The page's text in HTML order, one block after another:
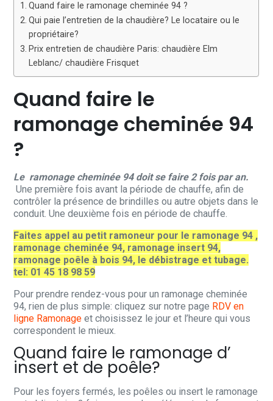
Quand faire le ramonage cheminée 94 ?
Qui paie l’entretien de la chaudière? Le locataire ou le
propriétaire?
Prix entretien de chaudière Paris: chaudière Elm
Leblanc/ chaudière Frisquet
Quand faire le
ramonage cheminée 94
?
Le ramonage cheminée 94 doit se faire 2 fois par an.
Une première fois avant la période de chauffe, afin de
contrôler la présence de brindilles ou autre objets dans le
conduit. Une deuxième fois en période de chauffe.
Faites appel au petit ramoneur pour le ramonage 94 ,
ramonage cheminée 94, ramonage insert 94,
ramonage poêle à bois 94, le débistrage et tubage.
tel: 01 45 18 98 59
Pour prendre rendez-vous pour un ramonage cheminée
94, rien de plus simple: cliquez sur notre page RDV en
ligne Ramonage et choisissez le jour et l’heure qui vous
correspondent le mieux.
Quand faire le ramonage d’
insert et de poêle?
Pour les foyers fermés, les poêles ou insert le ramonage